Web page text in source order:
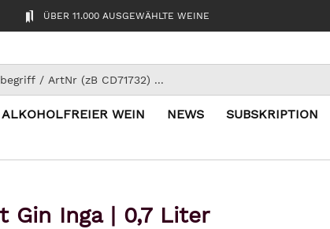
ÜBER 11.000 AUSGEWÄHLTE WEINE
ALKOHOLFREIER WEIN NEWS SUBSKRIPTION
Gin Inga | 0,7 Liter